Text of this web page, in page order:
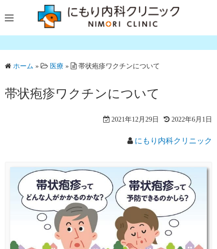
ン
へ
キ
ホーム » 医療 » 帯状疱疹ワクチンについて
帯状疱疹ワクチンについて
2021年12月29日 2022年6月1日
にもり内科クリニック